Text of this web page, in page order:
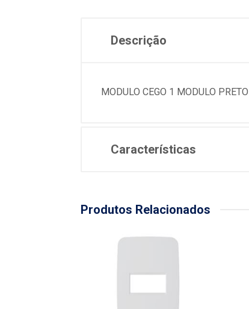
Descrição
MODULO CEGO 1 MODULO
Características
Produtos Relacionados